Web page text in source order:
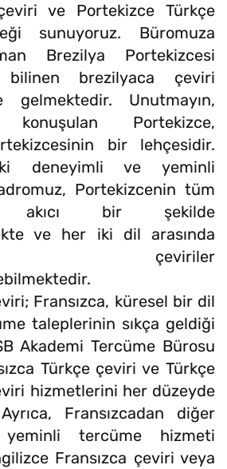
ve Portekizce Türkçe
sunuyoruz. Büromuza
Brezilya Portekizcesi
brezilyaca çeviri
Unutmayın,
konuşulan Portekizce,
bir lehçesidir.
deneyimli ve yeminli
Portekizcenin tüm
akıcı bir şekilde
ve her iki dil arasında
çeviriler
Fransızca, küresel bir dil
taleplerinin sıkça geldiği
Akademi Tercüme Bürosu
Türkçe çeviri ve Türkçe
hizmetlerini her düzeyde
Fransızcadan diğer
tercüme hizmeti
Fransızca çeviri veya